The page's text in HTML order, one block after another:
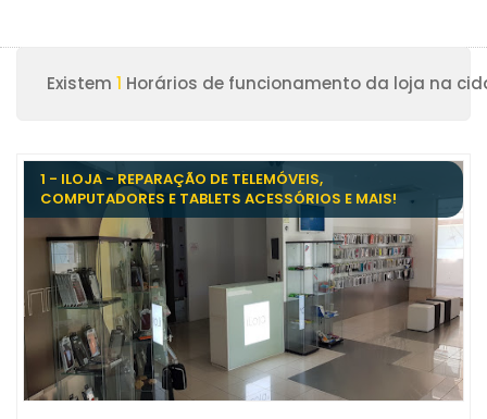
Existem 1 Horários de funcionamento da loja na
1 - ILOJA - REPARAÇÃO DE TELEMÓVEIS,
COMPUTADORES E TABLETS ACESSÓRIOS E MAIS!